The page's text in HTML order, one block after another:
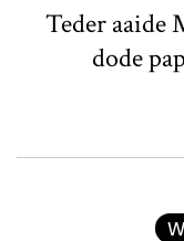
Teder aaide
dode